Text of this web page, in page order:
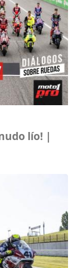
lío! |